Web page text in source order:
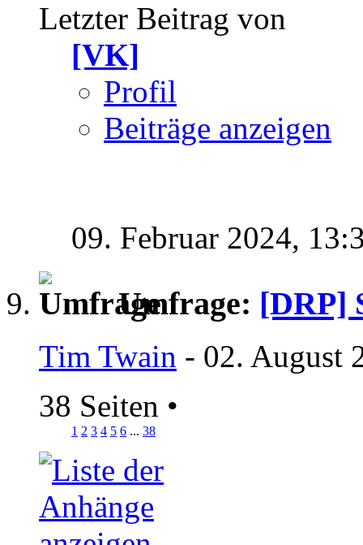
Letzter Beitrag von
[VK]
Profil
Beiträge anzeigen
09. Februar 2024,
Umfrage: [DRP]
Tim Twain - 02. August
38 Seiten •
1 2 3 4 5 6 ... 38